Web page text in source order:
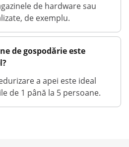
de hardware sau
de exemplu.
de gospodărie este
a apei este ideal
de 1 până la 5 persoane.